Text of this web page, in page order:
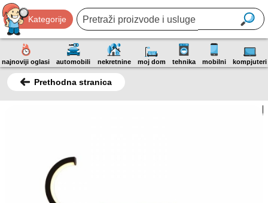
Kategorije
najnoviji oglasi automobili nekretnine moj dom tehnika mobilni kompjuteri
Prethodna stranica